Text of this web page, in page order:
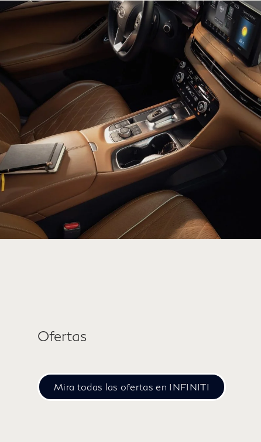
Ofertas
Mira todas las ofertas en INFINITI